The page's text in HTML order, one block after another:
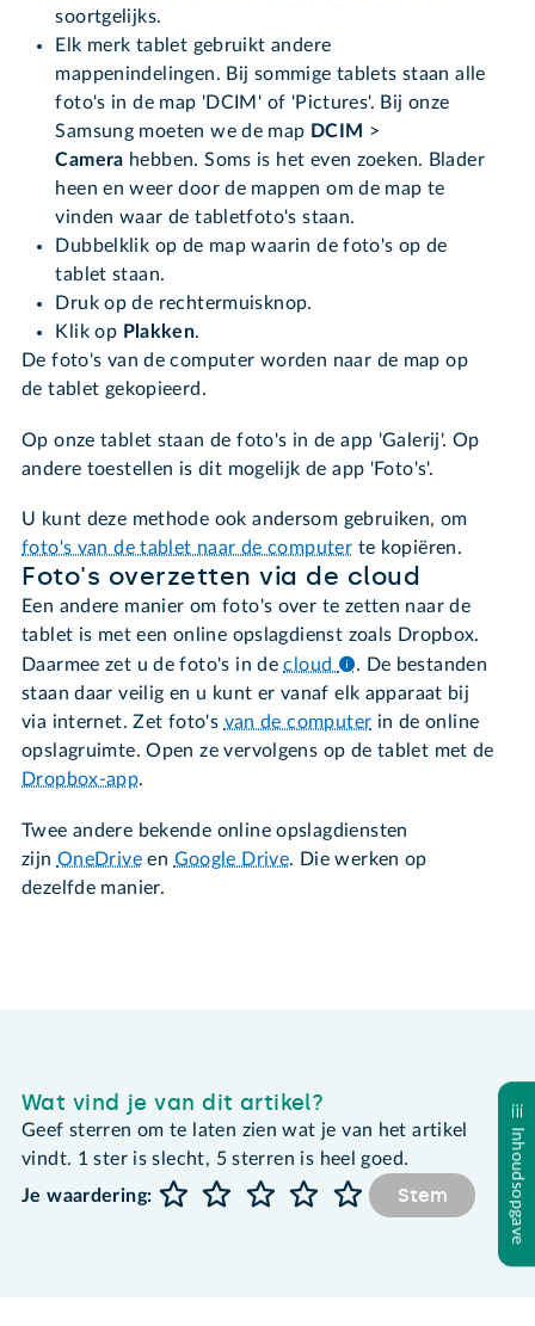
soortgelijks.
Elk merk tablet gebruikt andere
mappenindelingen. Bij sommige tablets staan alle
foto's in de map 'DCIM' of 'Pictures'. Bij onze
Samsung moeten we de map DCIM >
Camera hebben. Soms is het even zoeken. Blader
heen en weer door de mappen om de map te
vinden waar de tabletfoto's staan.
Dubbelklik op de map waarin de foto's op de
tablet staan.
Druk op de rechtermuisknop.
Klik op Plakken.
De foto's van de computer worden naar de map op
de tablet gekopieerd.
Op onze tablet staan de foto's in de app 'Galerij'. Op
andere toestellen is dit mogelijk de app 'Foto's'.
U kunt deze methode ook andersom gebruiken, om
foto's van de tablet naar de computer te kopiëren.
Foto's overzetten via de cloud
Een andere manier om foto's over te zetten naar de
tablet is met een online opslagdienst zoals Dropbox.
Daarmee zet u de foto's in decloud . De bestanden
staan daar veilig en u kunt er vanaf elk apparaat bij
via internet. Zet foto's van de computer in de online
opslagruimte. Open ze vervolgens op de tablet met de
Dropbox-app.
Twee andere bekende online opslagdiensten
zijn OneDriveen Google Drive. Die werken op
dezelfde manier.
Inhoudsopgave
Wat vind je van dit artikel?
Geef sterren om te laten zien wat je van het artikel
vindt. 1 ster is slecht, 5 sterren is heel goed.
Je waardering:
Stem